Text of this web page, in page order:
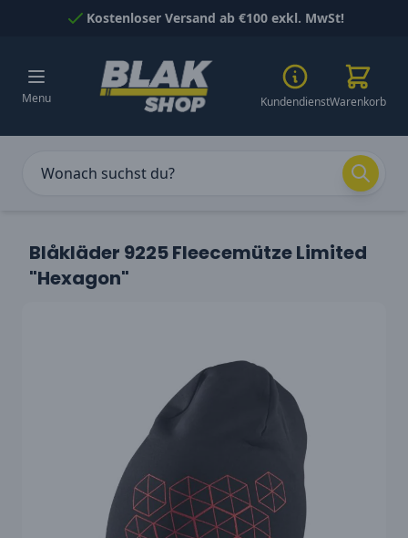
Skip to ContentKostenloser Versand ab €100 exkl. MwSt!
Menu KundendienstWarenkorb
Blåkläder 9225 Fleecemütze Limited
"Hexagon"